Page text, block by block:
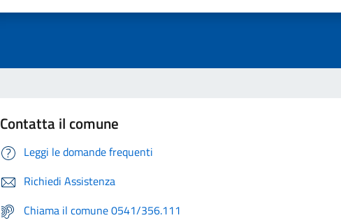
Contatta il comune
Leggi le domande frequenti
Richiedi Assistenza
Chiama il comune 0541/356.111